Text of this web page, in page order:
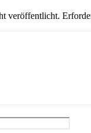
veröffentlicht.